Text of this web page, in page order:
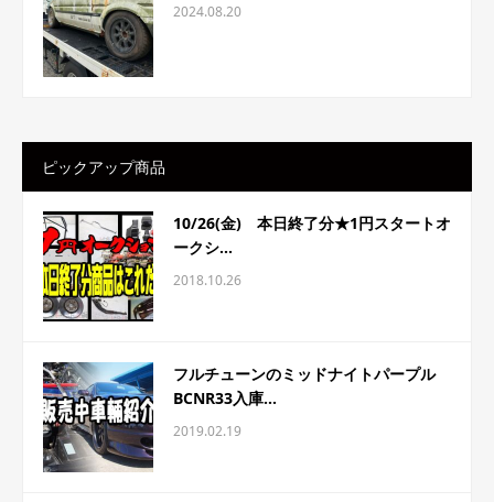
2024.08.20
ピックアップ商品
10/26(金) 本日終了分★1円スタートオ
ークシ...
2018.10.26
フルチューンのミッドナイトパープル
BCNR33入庫...
2019.02.19